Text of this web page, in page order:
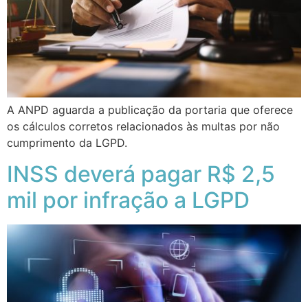
A ANPD aguarda a publicação da portaria que oferece
os cálculos corretos relacionados às multas por não
cumprimento da LGPD.
INSS deverá pagar R$ 2,5
mil por infração a LGPD